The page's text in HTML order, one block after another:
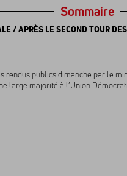
Sommaire
/ APRÈS LE SECOND TOUR
rendus publics dimanche par le
large majorité à l’Union